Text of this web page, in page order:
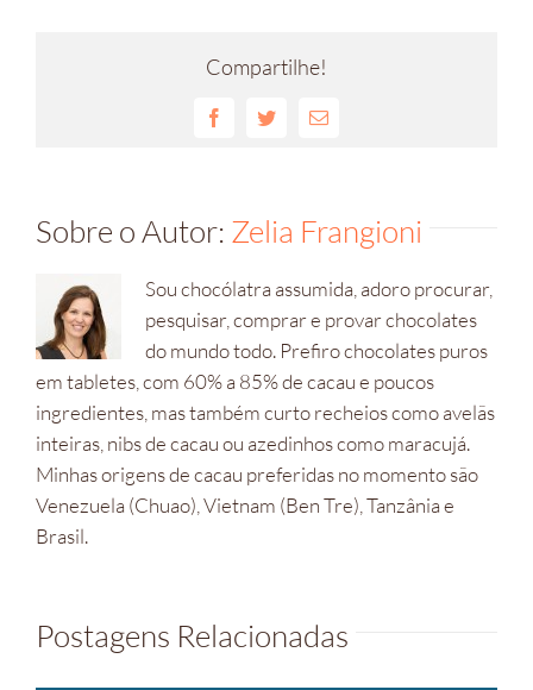
Compartilhe!
FacebookTwitterE-
Sobre o Autor: Zelia Frangioni
Sou chocólatra assumida, adoro procurar,
pesquisar, comprar e provar chocolates
do mundo todo. Prefiro chocolates puros
em tabletes, com 60% a 85% de cacau e poucos
ingredientes, mas também curto recheios como avelãs
inteiras, nibs de cacau ou azedinhos como maracujá.
Minhas origens de cacau preferidas no momento são
Venezuela (Chuao), Vietnam (Ben Tre), Tanzânia e
Brasil.
Postagens Relacionadas